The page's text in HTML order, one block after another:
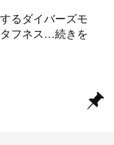
るダイバーズモ
フネス …続きを